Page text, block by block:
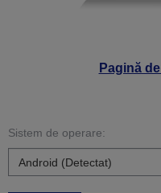
Pagină
Sistem de operare: